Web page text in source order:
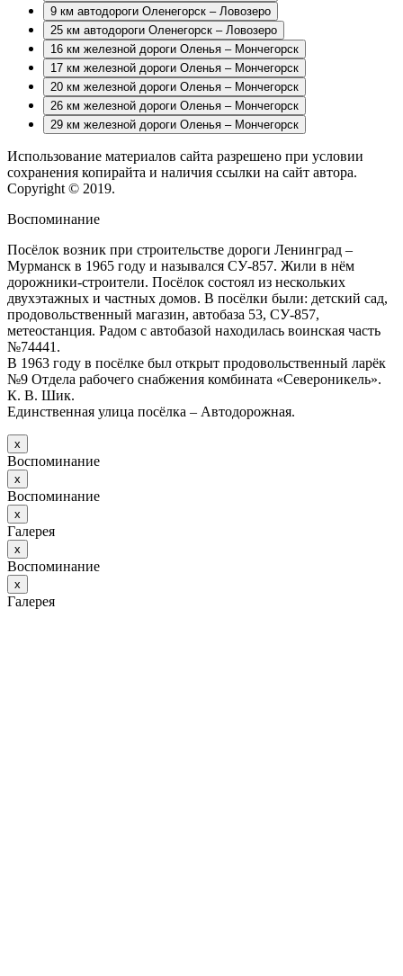
9 км автодороги Оленегорск – Ловозеро
25 км автодороги Оленегорск – Ловозеро
16 км железной дороги Оленья – Мончегорск
17 км железной дороги Оленья – Мончегорск
20 км железной дороги Оленья – Мончегорск
26 км железной дороги Оленья – Мончегорск
29 км железной дороги Оленья – Мончегорск
Использование материалов сайта разрешено при условии
сохранения копирайта и наличия ссылки на сайт автора.
Copyright © 2019.
Воспоминание
Посёлок возник при строительстве дороги Ленинград –
Мурманск в 1965 году и назывался СУ-857. Жили в нём
дорожники-строители. Посёлок состоял из нескольких
двухэтажных и частных домов. В посёлки были: детский сад,
продовольственный магазин, автобаза 53, СУ-857,
метеостанция. Радом с автобазой находилась воинская часть
№74441.
В 1963 году в посёлке был открыт продовольственный ларёк
№9 Отдела рабочего снабжения комбината «Североникель».
К. В. Шик.
Единственная улица посёлка – Автодорожная.
х
Воспоминание
х
Воспоминание
х
Галерея
х
Воспоминание
х
Галерея